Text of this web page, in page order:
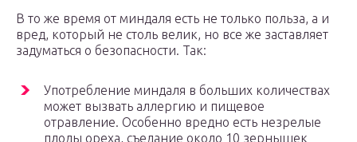
В то же время от миндаля есть не только польза, а и
вред, который не столь велик, но все же заставляет
задуматься о безопасности. Так:
Употребление миндаля в больших количествах
может вызвать аллергию и пищевое
отравление. Особенно вредно есть незрелые
плоды ореха, съедание около 10 зернышек